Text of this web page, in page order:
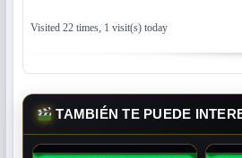
Visited 22 times, 1 visit(s) today
TAMBIÉN TE PUEDE